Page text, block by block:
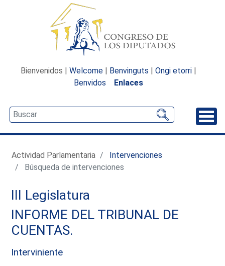
Bienvenidos | Welcome | Benvinguts | Ongi etorri |
Benvidos
Enlaces
Actividad Parlamentaria
Intervenciones
Búsqueda de intervenciones
III Legislatura
INFORME DEL TRIBUNAL DE
CUENTAS.
Interviniente